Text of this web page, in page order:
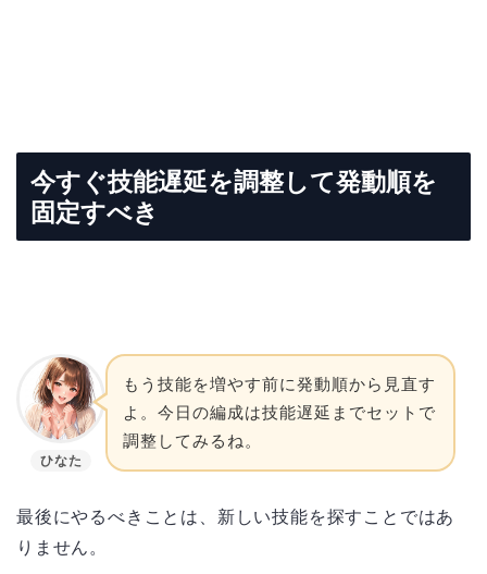
今すぐ技能遅延を調整して発動順を
固定すべき
ひなた
もう技能を増やす前に発動順から見直す
よ。今日の編成は技能遅延までセットで
調整してみるね。
最後にやるべきことは、新しい技能を探すことではあ
りません。